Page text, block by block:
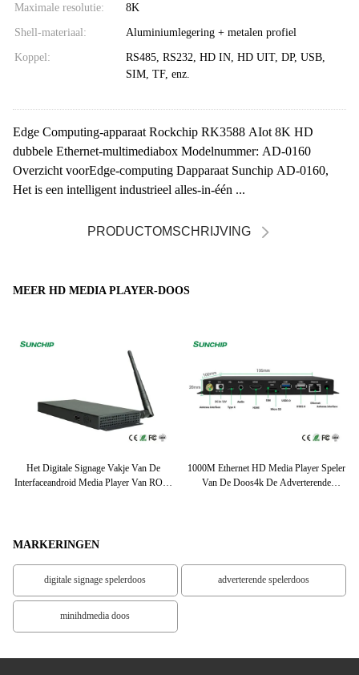
Maximale resolutie: 8K
Shell-materiaal: Aluminiumlegering + metalen profiel
Koppel:
RS485, RS232, HD IN, HD UIT, DP, USB,
SIM, TF, enz.
Edge Computing-apparaat Rockchip RK3588 AIot 8K HD
dubbele Ethernet-multimediabox Modelnummer: AD-0160
Overzicht voorEdge-computing Dapparaat Sunchip AD-0160,
Het is een intelligent industrieel alles-in-één ...
PRODUCTOMSCHRIJVING
MEER HD MEDIA PLAYER-DOOS
Het Digitale Signage Vakje Van De
Interfaceandroid Media Player Van ROM
1000M Ethernet HD Media Player Speler
Van De Doos4k De Adverterende
MARKERINGEN
digitale signage spelerdoos adverterende spelerdoos
minihdmedia doos